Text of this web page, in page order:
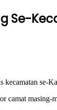
Se-
se-
camat